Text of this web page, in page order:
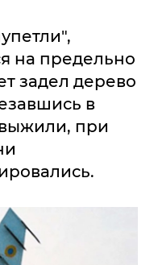
на предельно
задел дерево
в
при